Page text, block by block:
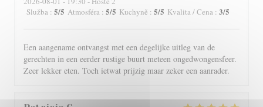
Služba : 5/5 Atmosféra : 5/5 Kuchyně : 5/5 Kvalita / Cena : 3/5
Een aangename ontvangst met een degelijke uitleg van de
gerechten in een eerder rustige buurt meteen ongedwongensfeer.
Zeer lekker eten. Toch ietwat prijzig maar zeker een aanrader.